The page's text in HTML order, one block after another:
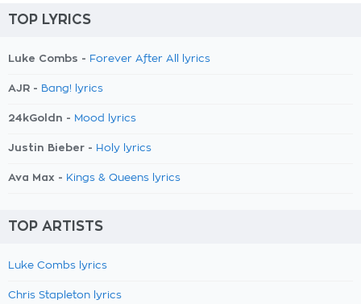
TOP LYRICS
Luke Combs - Forever After All lyrics
AJR - Bang! lyrics
24kGoldn - Mood lyrics
Justin Bieber - Holy lyrics
Ava Max - Kings & Queens lyrics
TOP ARTISTS
Luke Combs lyrics
Chris Stapleton lyrics